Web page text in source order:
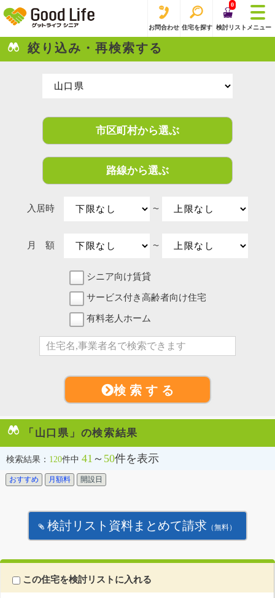
お問合わせ 住宅を探す
0
検討リスト メニュー
絞り込み・再検索する
市区町村から選ぶ
路線から選ぶ
入居時 〜
月 額 〜
シニア向け賃貸
サービス付き高齢者向け住宅
有料老人ホーム
検 索 す る
「山口県」の検索結果
検索結果： 120件中 41 ～ 50件を表示
おすすめ 月額料 開設日
検討リスト資料まとめて請求 （無料）
この住宅を検討リストに入れる